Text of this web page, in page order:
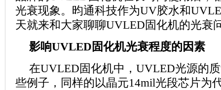
光衰现象。昀通科技作为UV胶水和
天就来和大家聊聊UVLED固化机的光衰
影响UVLED固化机光衰程度的因素
在UVLED固化机中， UVLED光源的
些例子，同样的以晶元14mil光段芯片为